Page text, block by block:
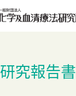
研究報告書